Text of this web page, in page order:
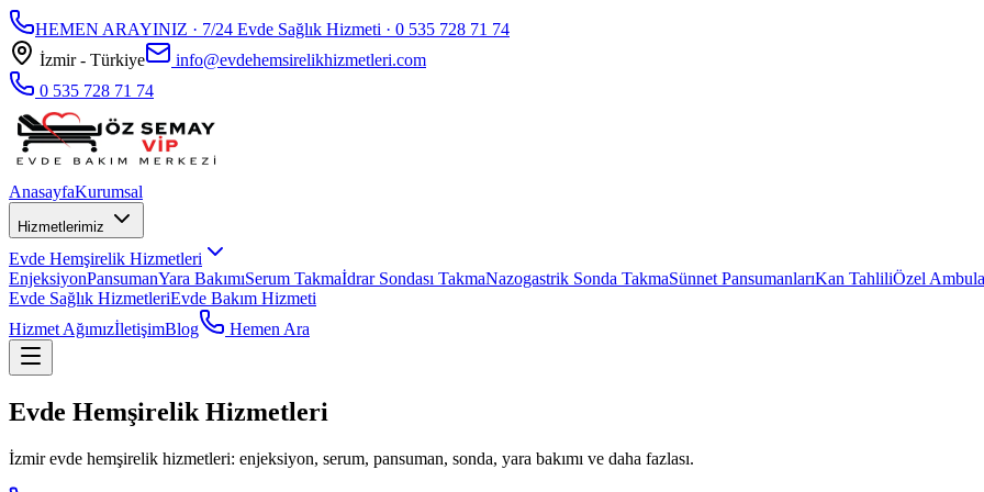
HEMEN ARAYINIZ · 7/24 Evde Sağlık Hizmeti · 0 535 728 71 74
İzmir - Türkiye
info@evdehemsirelikhizmetleri.com
0 535 728 71 74
AnasayfaKurumsal
Hizmetlerimiz
Evde Hemşirelik Hizmetleri
EnjeksiyonPansumanYara BakımıSerum Takmaİdrar Sondası TakmaNazogastrik Sonda TakmaSünnet PansumanlarıKan TahliliÖzel
Evde Sağlık HizmetleriEvde Bakım Hizmeti
Hizmet AğımızİletişimBlog Hemen Ara
Evde Hemşirelik Hizmetleri
İzmir evde hemşirelik hizmetleri: enjeksiyon, serum, pansuman, sonda, yara bakımı ve daha fazlası.